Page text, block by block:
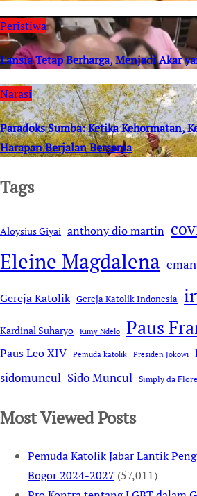
Peristiwa
Lansia Tetap Berharga, Menjadi Akar
Narasi
Paradoks Sumba: Ketika Kehormatan,
Harapan Berjalan Bersama
Tags
Aloysius Giyai anthony dio martin
Eleine Magdalena
Gereja Katolik Gereja Katolik Indonesia
Kardinal Suharyo Kimy Ndelo Paus
Paus Leo XIV Pemuda katolik Presiden Jokowi
sidomuncul Sido Muncul Simply da
Most Viewed Posts
Pemuda Katolik Jabar Lantik
Bogor 2024-2027 (57,011)